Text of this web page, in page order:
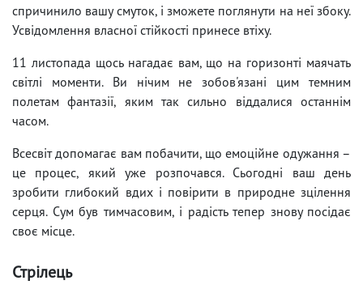
спричинило вашу смуток, і зможете поглянути на неї збоку.
Усвідомлення власної стійкості принесе втіху.
11 листопада щось нагадає вам, що на горизонті маячать
світлі моменти. Ви нічим не зобов'язані цим темним
полетам фантазії, яким так сильно віддалися останнім
часом.
Всесвіт допомагає вам побачити, що емоційне одужання –
це процес, який уже розпочався. Сьогодні ваш день
зробити глибокий вдих і повірити в природне зцілення
серця. Сум був тимчасовим, і радість тепер знову посідає
своє місце.
Стрілець